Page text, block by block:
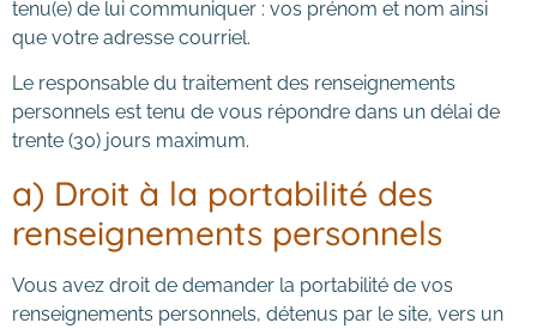
tenu(e) de lui communiquer : vos prénom et nom ainsi
que votre adresse courriel.
Le responsable du traitement des renseignements
personnels est tenu de vous répondre dans un délai de
trente (30) jours maximum.
a) Droit à la portabilité des
renseignements personnels
Vous avez droit de demander la portabilité de vos
renseignements personnels, détenus par le site, vers un